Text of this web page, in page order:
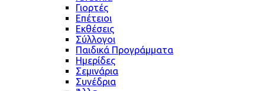
Γιορτές
Επέτειοι
Εκθέσεις
Σύλλογοι
Παιδικά Προγράμματα
Ημερίδες
Σεμινάρια
Συνέδρια